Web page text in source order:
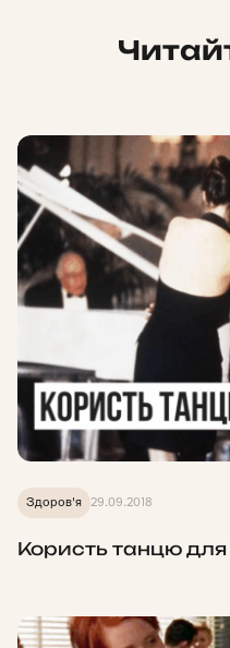
Здоров'я 29.09.2018
Користь танцю для